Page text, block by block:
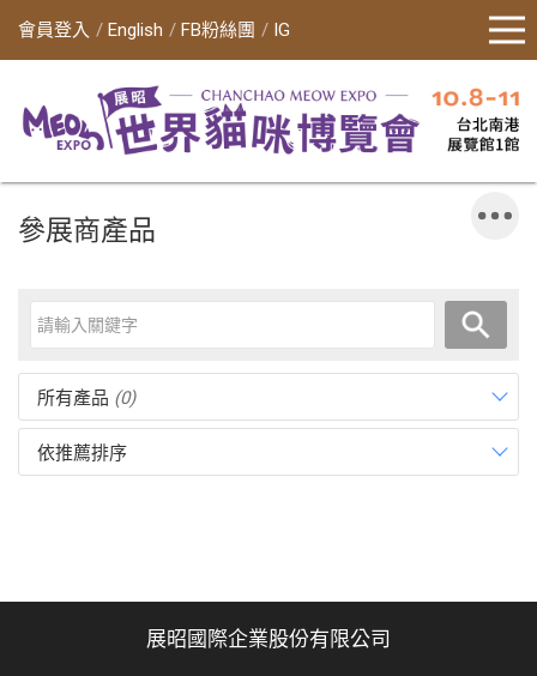
會員登入 English FB粉絲團 IG
參展商產品
所有產品 (0)
依推薦排序
展昭國際企業股份有限公司